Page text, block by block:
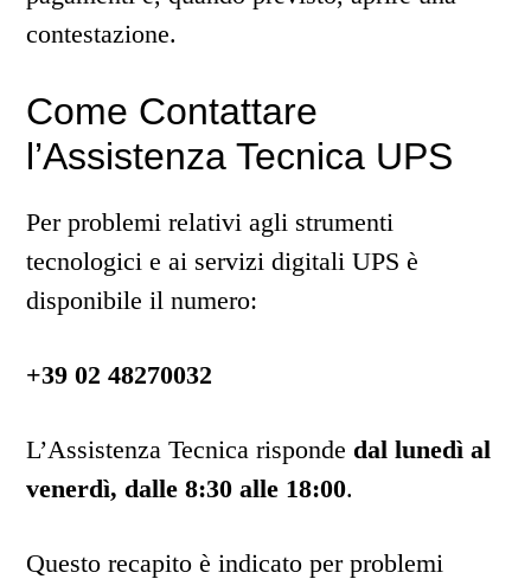
contestazione.
Come Contattare
l’Assistenza Tecnica UPS
Per problemi relativi agli strumenti
tecnologici e ai servizi digitali UPS è
disponibile il numero:
+39 02 48270032
L’Assistenza Tecnica risponde dal lunedì al
venerdì, dalle 8:30 alle 18:00.
Questo recapito è indicato per problemi